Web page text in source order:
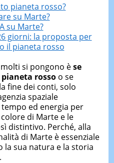
pianeta rosso?
su Marte?
su Marte?
giorni: la proposta per
il pianeta rosso
si pongono èse
rossoo se
fine dei conti, solo
spaziale
ed energia per
di Marte e le
distintivo. Perché, alla
di Marte è essenziale
la sua natura e la storia